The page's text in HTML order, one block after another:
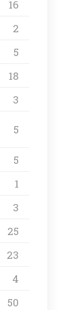
16
2
5
18
3
5
5
1
3
25
23
4
50